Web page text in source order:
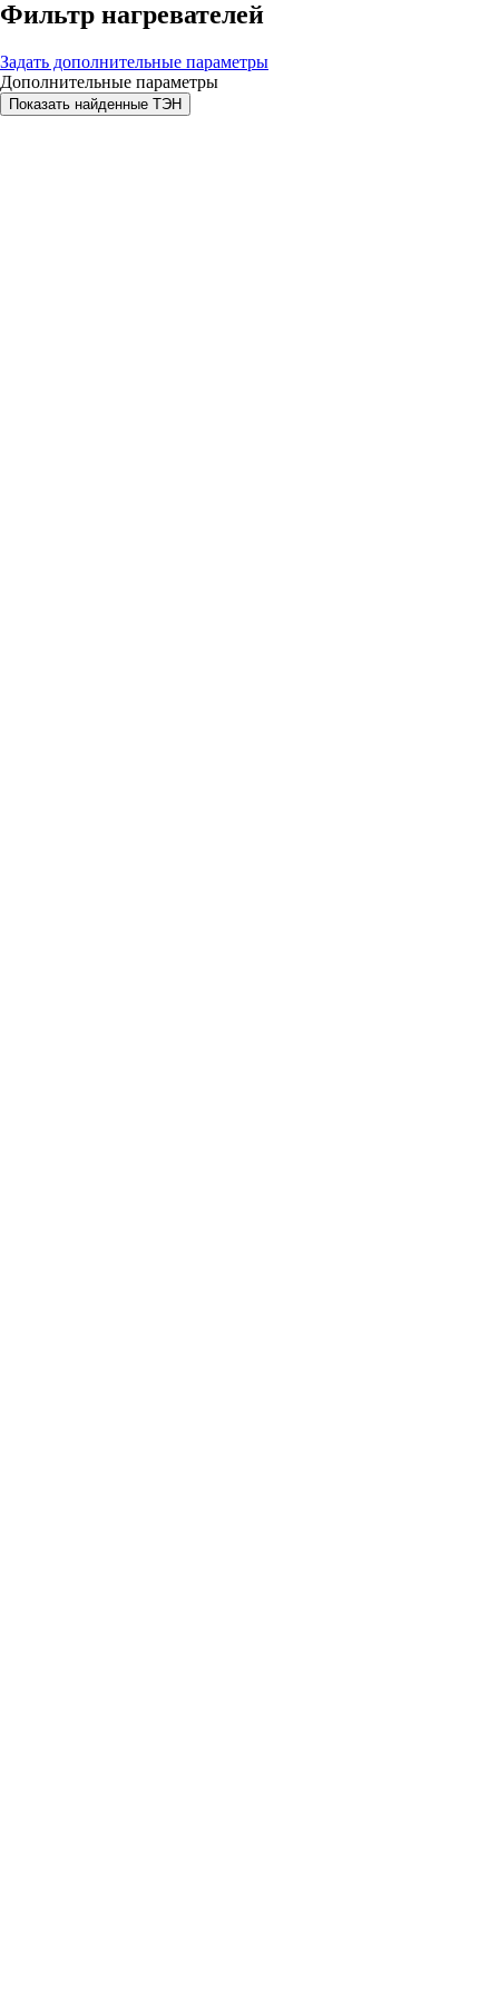
Фильтр нагревателей
Задать дополнительные параметры
Дополнительные параметры